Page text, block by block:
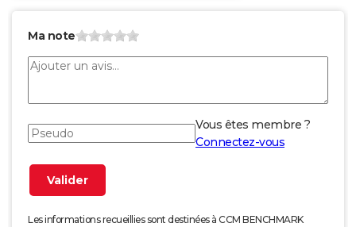
Ma note
Vous êtes membre ?
Connectez-vous
Les informations recueillies sont destinées à CCM BENCHMARK